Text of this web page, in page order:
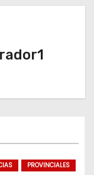
PROVINCIALES